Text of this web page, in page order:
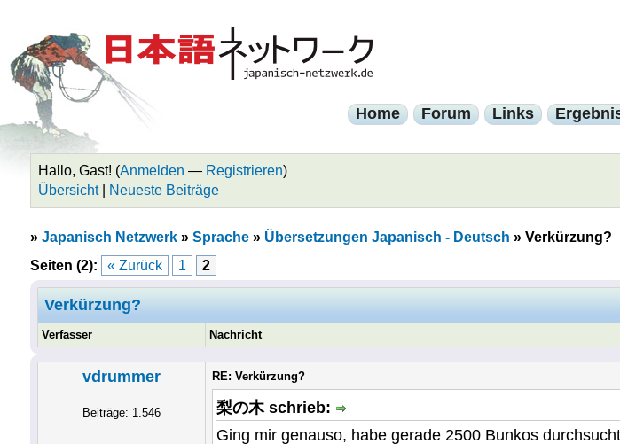
Home Forum Links
Hallo, Gast! (Anmelden — Registrieren)
Übersicht| Neueste Beiträge
» Japanisch Netzwerk» Sprache» Übersetzungen Japanisch - Deutsch » Verkürzung?
Seiten (2):
« Zurück 1 2
Verkürzung?
Verfasser Nachricht
vdrummer
Beiträge: 1.546
RE: Verkürzung?
梨の木 schrieb:
Ging mir genauso, habe gerade 2500 Bunkos